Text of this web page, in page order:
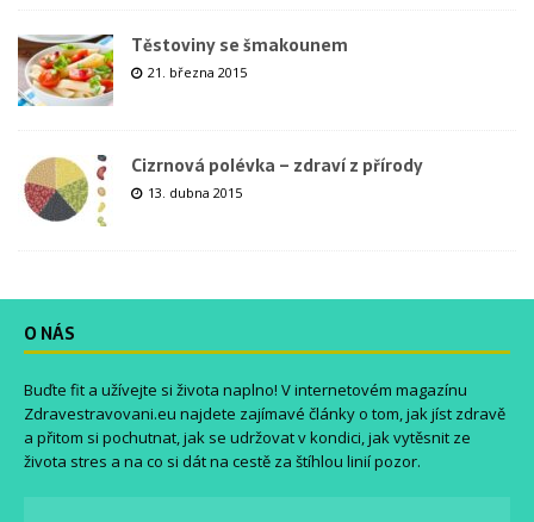
Těstoviny se šmakounem
21. března 2015
Cizrnová polévka – zdraví z přírody
13. dubna 2015
O NÁS
Buďte fit a užívejte si života naplno! V internetovém magazínu
Zdravestravovani.eu najdete zajímavé články o tom, jak jíst zdravě
a přitom si pochutnat, jak se udržovat v kondici, jak vytěsnit ze
života stres a na co si dát na cestě za štíhlou linií pozor.